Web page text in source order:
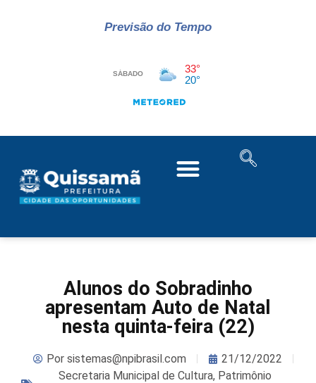
Previsão do Tempo
Alunos do Sobradinho
apresentam Auto de Natal
nesta quinta-feira (22)
Por sistemas@npibrasil.com
21/12/2022
Secretaria Municipal de Cultura, Patrimônio